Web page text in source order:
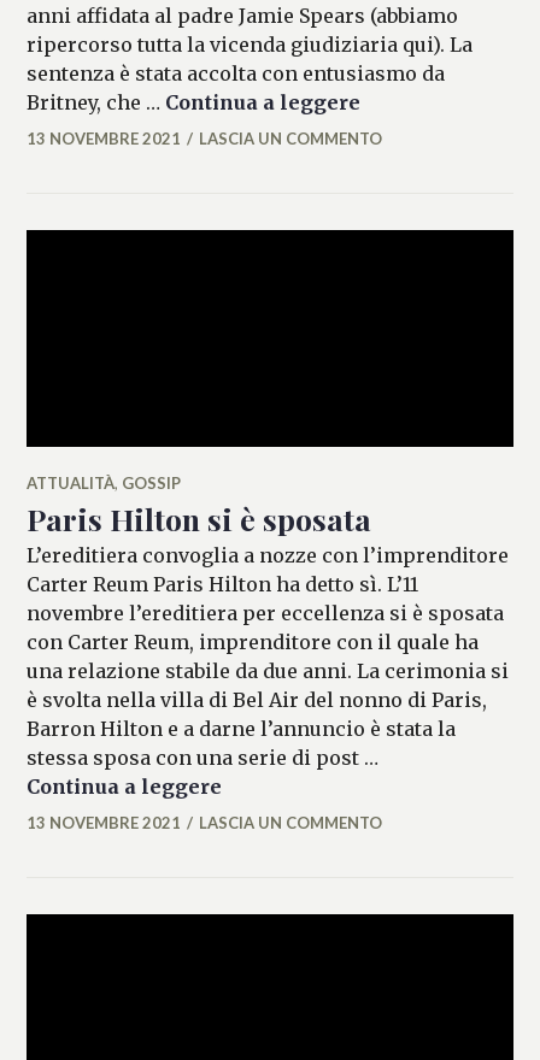
anni affidata al padre Jamie Spears (abbiamo
ripercorso tutta la vicenda giudiziaria qui). La
sentenza è stata accolta con entusiasmo da
Britney, che … Continua a leggere
MARIANNA
13 NOVEMBRE 2021 LASCIA UN COMMENTO
ATTUALITÀ, GOSSIP
Paris Hilton si è sposata
L’ereditiera convoglia a nozze con l’imprenditore
Carter Reum Paris Hilton ha detto sì. L’11
novembre l’ereditiera per eccellenza si è sposata
con Carter Reum, imprenditore con il quale ha
una relazione stabile da due anni. La cerimonia si
è svolta nella villa di Bel Air del nonno di Paris,
Barron Hilton e a darne l’annuncio è stata la
stessa sposa con una serie di post …
Continua a leggere
MARIANNA
13 NOVEMBRE 2021 LASCIA UN COMMENTO